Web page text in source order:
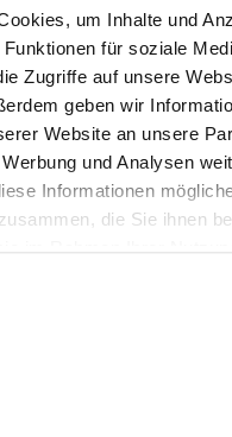
um Inhalte und
für soziale
Zugriffe auf unsere
geben wir
Website an unsere
und Analysen
Informationen
die Sie ihnen
Reise bieten wir tolle
Busreise und
an.
die Möglichkeit, den
zu organisieren und zu
euch ein weiteres
findet und immer
habt, stellen wir euch
und exklusives
Klassenfahrt, auf